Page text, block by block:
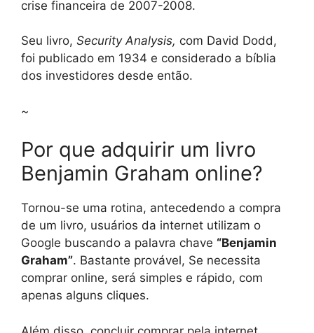
crise financeira de 2007-2008.
Seu livro, Security Analysis, com David Dodd,
foi publicado em 1934 e considerado a bíblia
dos investidores desde então.
~
Por que adquirir um livro
Benjamin Graham online?
Tornou-se uma rotina, antecedendo a compra
de um livro, usuários da internet utilizam o
Google buscando a palavra chave “Benjamin
Graham”. Bastante provável, Se necessita
comprar online, será simples e rápido, com
apenas alguns cliques.